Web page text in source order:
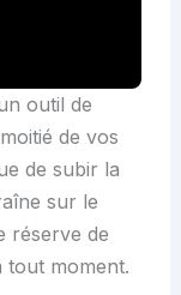
outil de
de vos
de subir la
sur le
réserve de
tout moment.